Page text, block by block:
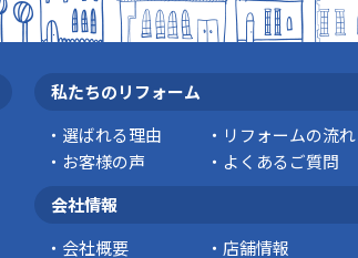
私たちのリフォーム
選ばれる理由
リフォームの流れ
お客様の声
よくあるご質問
会社情報
会社概要
店舗情報